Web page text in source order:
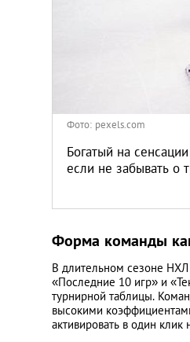
Санкт-
Фото: pexels.com
Богатый на
если не забывать о
Форма команды
В длительном сезоне
«Последние 10 игр» и
турнирной таблицы.
высокими
активировать в один клик